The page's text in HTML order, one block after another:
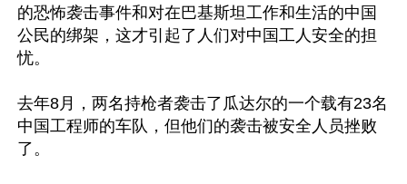
的恐怖袭击事件和对在巴基斯坦工作和生活的中国
公民的绑架，这才引起了人们对中国工人安全的担
忧。
去年8月，两名持枪者袭击了瓜达尔的一个载有23名
中国工程师的车队，但他们的袭击被安全人员挫败
了。